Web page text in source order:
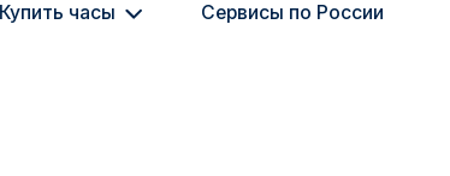
Купить часы Сервисы по России